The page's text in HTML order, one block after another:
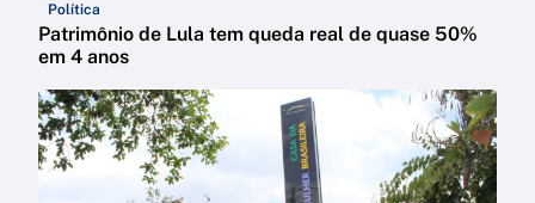
Política
Patrimônio de Lula tem queda real de quase 50%
em 4 anos